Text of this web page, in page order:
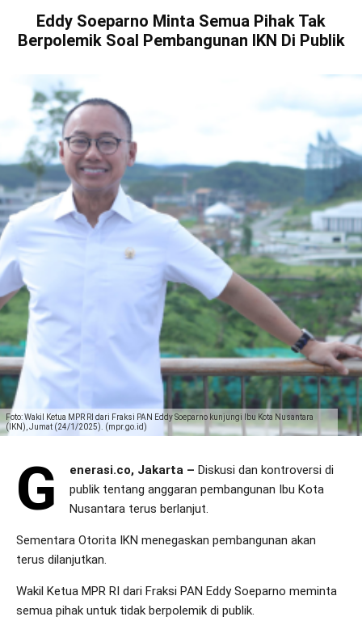
Eddy Soeparno Minta Semua Pihak Tak
Berpolemik Soal Pembangunan IKN Di Publik
Foto: Wakil Ketua MPR RI dari Fraksi PAN Eddy Soeparno kunjungi Ibu Kota Nusantara
(IKN), Jumat (24/1/2025). (mpr.go.id)
G enerasi.co, Jakarta – Diskusi dan kontroversi di
publik tentang anggaran pembangunan Ibu Kota
Nusantara terus berlanjut.
Sementara Otorita IKN menegaskan pembangunan akan
terus dilanjutkan.
Wakil Ketua MPR RI dari Fraksi PAN Eddy Soeparno meminta
semua pihak untuk tidak berpolemik di publik.